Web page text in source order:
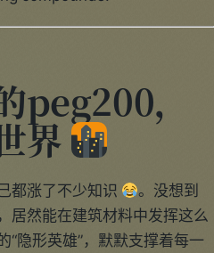
peg200，
界
都涨了不少知识
。没想到
居然能在建筑材料中发挥这么
“隐形英雄”，默默支撑着每一